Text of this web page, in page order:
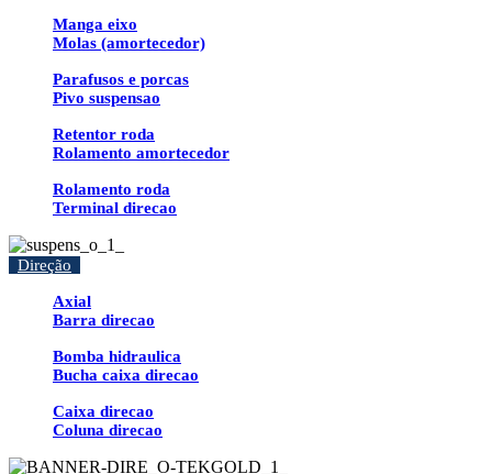
Manga eixo
Molas (amortecedor)
Parafusos e porcas
Pivo suspensao
Retentor roda
Rolamento amortecedor
Rolamento roda
Terminal direcao
Direção
Axial
Barra direcao
Bomba hidraulica
Bucha caixa direcao
Caixa direcao
Coluna direcao